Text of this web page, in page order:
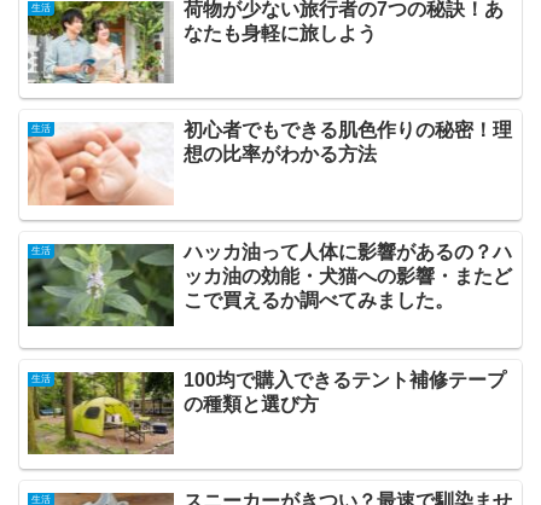
生活
荷物が少ない旅行者の7つの秘訣！あ
なたも身軽に旅しよう
生活
初心者でもできる肌色作りの秘密！理
想の比率がわかる方法
生活
ハッカ油って人体に影響があるの？ハ
ッカ油の効能・犬猫への影響・またど
こで買えるか調べてみました。
生活
100均で購入できるテント補修テープ
の種類と選び方
生活